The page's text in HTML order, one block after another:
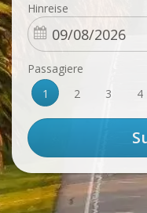
Hinreise
Passagiere
1
2 3 4